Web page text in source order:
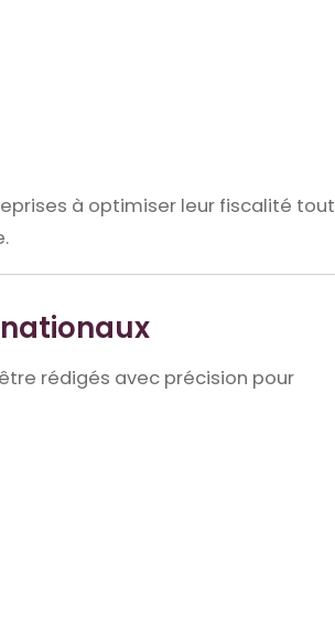
à optimiser leur fiscalité tout
.
rédigés avec précision pour